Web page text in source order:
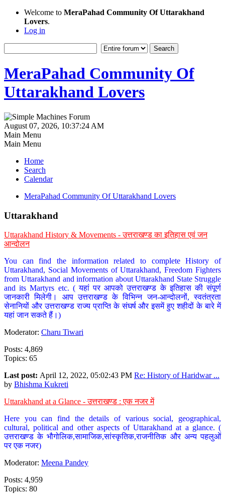
Welcome to MeraPahad Community Of Uttarakhand
Lovers.
Log in
MeraPahad Community Of
Uttarakhand Lovers
August 07, 2026, 10:37:24 AM
Main Menu
Main Menu
Home
Search
Calendar
MeraPahad Community Of Uttarakhand Lovers
Uttarakhand
Uttarakhand History & Movements - उत्तराखण्ड का इतिहास एवं जन
आन्दोलन
You can find the information related to complete History of
Uttarakhand, Social Movements of Uttarakhand, Freedom Fighters
from Uttarakhand and information about Uttarakhand State Struggle
and its Martyrs etc. ( यहां पर आपको उत्तराखण्ड के इतिहास की संपूर्ण
जानकारी मिलेगी। आप उत्तराखण्ड के विभिन्न जन-आन्दोलनों, स्वतंत्रता
सेनानियों और उत्तराखण्ड राज्य प्राप्ति के संघर्ष और इसमें हुए शहीदों के बारे में
यहां जान सकते हैं।)
Moderator: Charu Tiwari
Posts: 4,869
Topics: 65
Last post: April 12, 2022, 05:02:43 PM Re: History of Haridwar ...
by Bhishma Kukreti
Uttarakhand at a Glance - उत्तराखण्ड : एक नजर में
Here you can find the details of various social, geographical,
cultural, political and other aspects of Uttarakhand at a glance. (
उत्तराखण्ड के भौगोलिक,सामाजिक,सांस्कृतिक,राजनीतिक और अन्य पहलुओं
पर एक नजर)
Moderator: Meena Pandey
Posts: 4,959
Topics: 80